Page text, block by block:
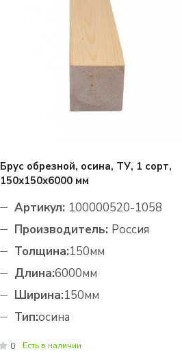
Брус обрезной, осина, ТУ, 1 сорт,
150х150х6000 мм
Артикул: 100000520-1058
Производитель: Россия
Толщина:150мм
Длина:6000мм
Ширина:150мм
Тип:осина
0 Есть в наличии